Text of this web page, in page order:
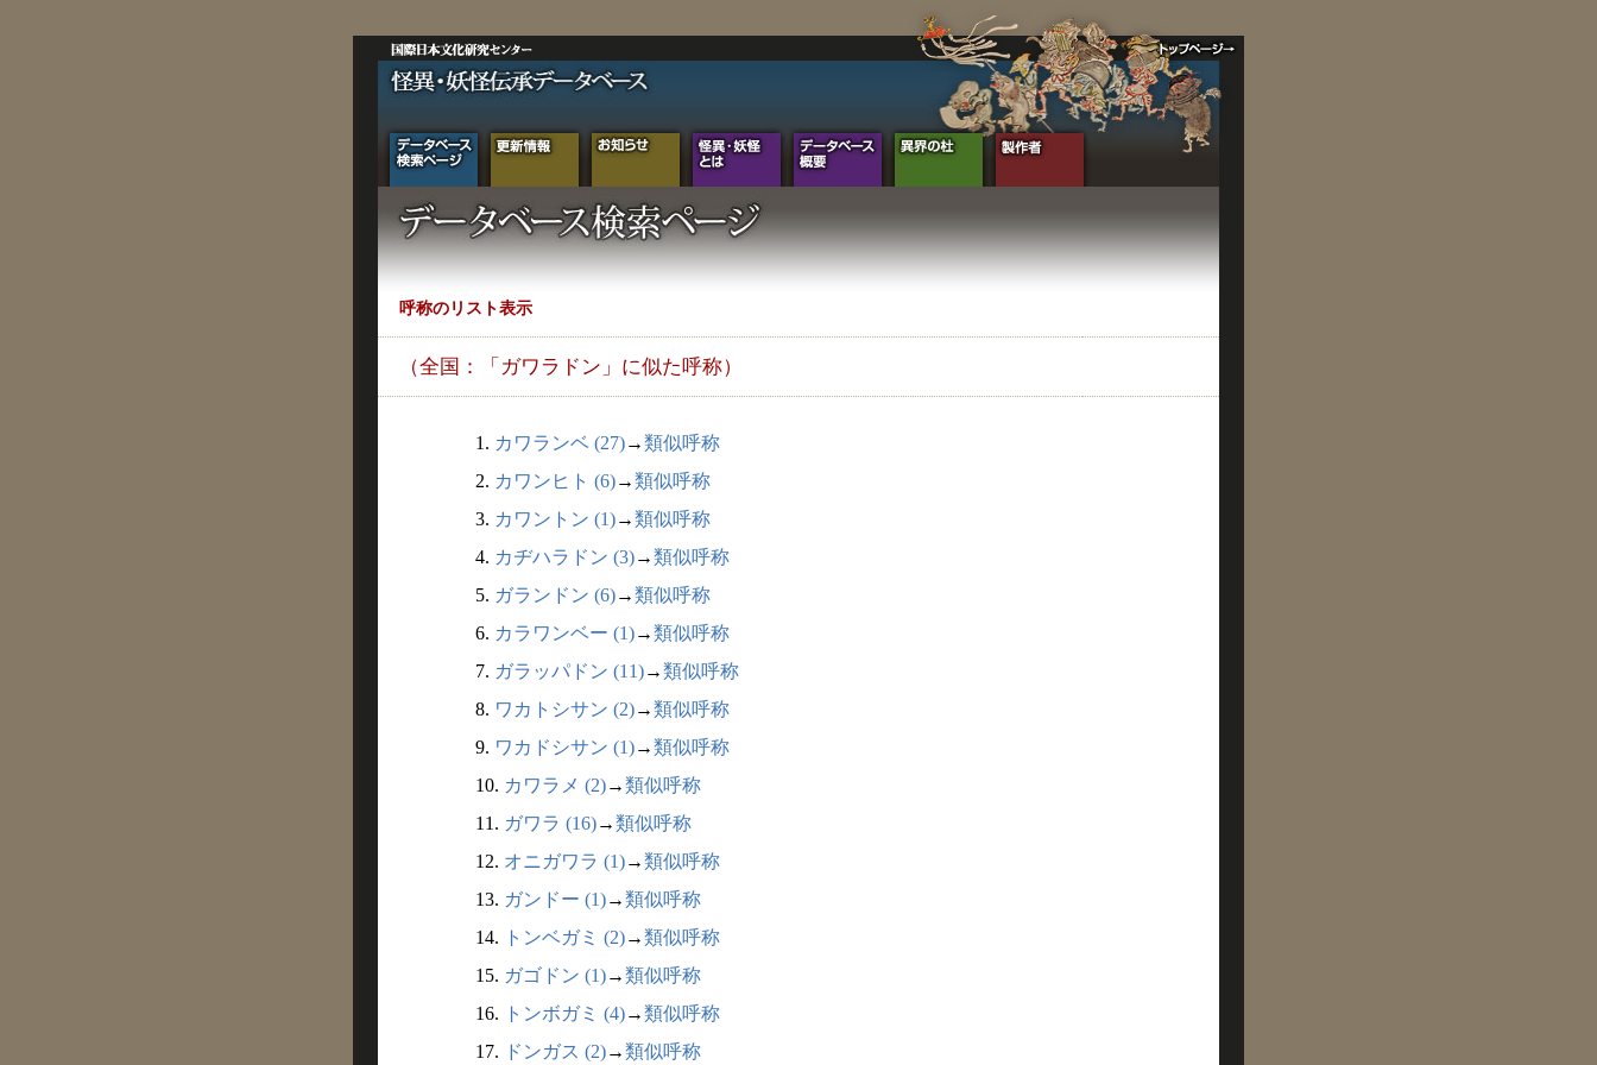
呼称のリスト表示
（全国：「ガワラドン」に似た呼称）
1. カワランベ (27)→類似呼称
2. カワンヒト (6)→類似呼称
3. カワントン (1)→類似呼称
4. カヂハラドン (3)→類似呼称
5. ガランドン (6)→類似呼称
6. カラワンベー (1)→類似呼称
7. ガラッパドン (11)→類似呼称
8. ワカトシサン (2)→類似呼称
9. ワカドシサン (1)→類似呼称
10. カワラメ (2)→類似呼称
11. ガワラ (16)→類似呼称
12. オニガワラ (1)→類似呼称
13. ガンドー (1)→類似呼称
14.
トンベガミ (2)→類似呼称
15. ガゴドン (1)→類似呼称
16.
トンボガミ (4)→類似呼称
17. ドンガス (2)→類似呼称